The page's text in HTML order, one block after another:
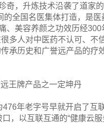
，升炼技术沿袭了道家
全国名医集体打造，是
、美容养颜之功效历经
多人对中医药不认可、不
承历史和广誉远产品的疗
王牌产品之一定坤丹
476年老字号早就开启了
，以互联互通的“健康云